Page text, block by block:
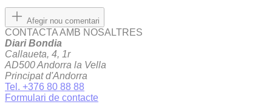
Afegir nou comentari
CONTACTA AMB NOSALTRES
Diari Bondia
Callaueta, 4, 1r
AD500 Andorra la Vella
Principat d'Andorra
Tel. +376 80 88 88
Formulari de contacte